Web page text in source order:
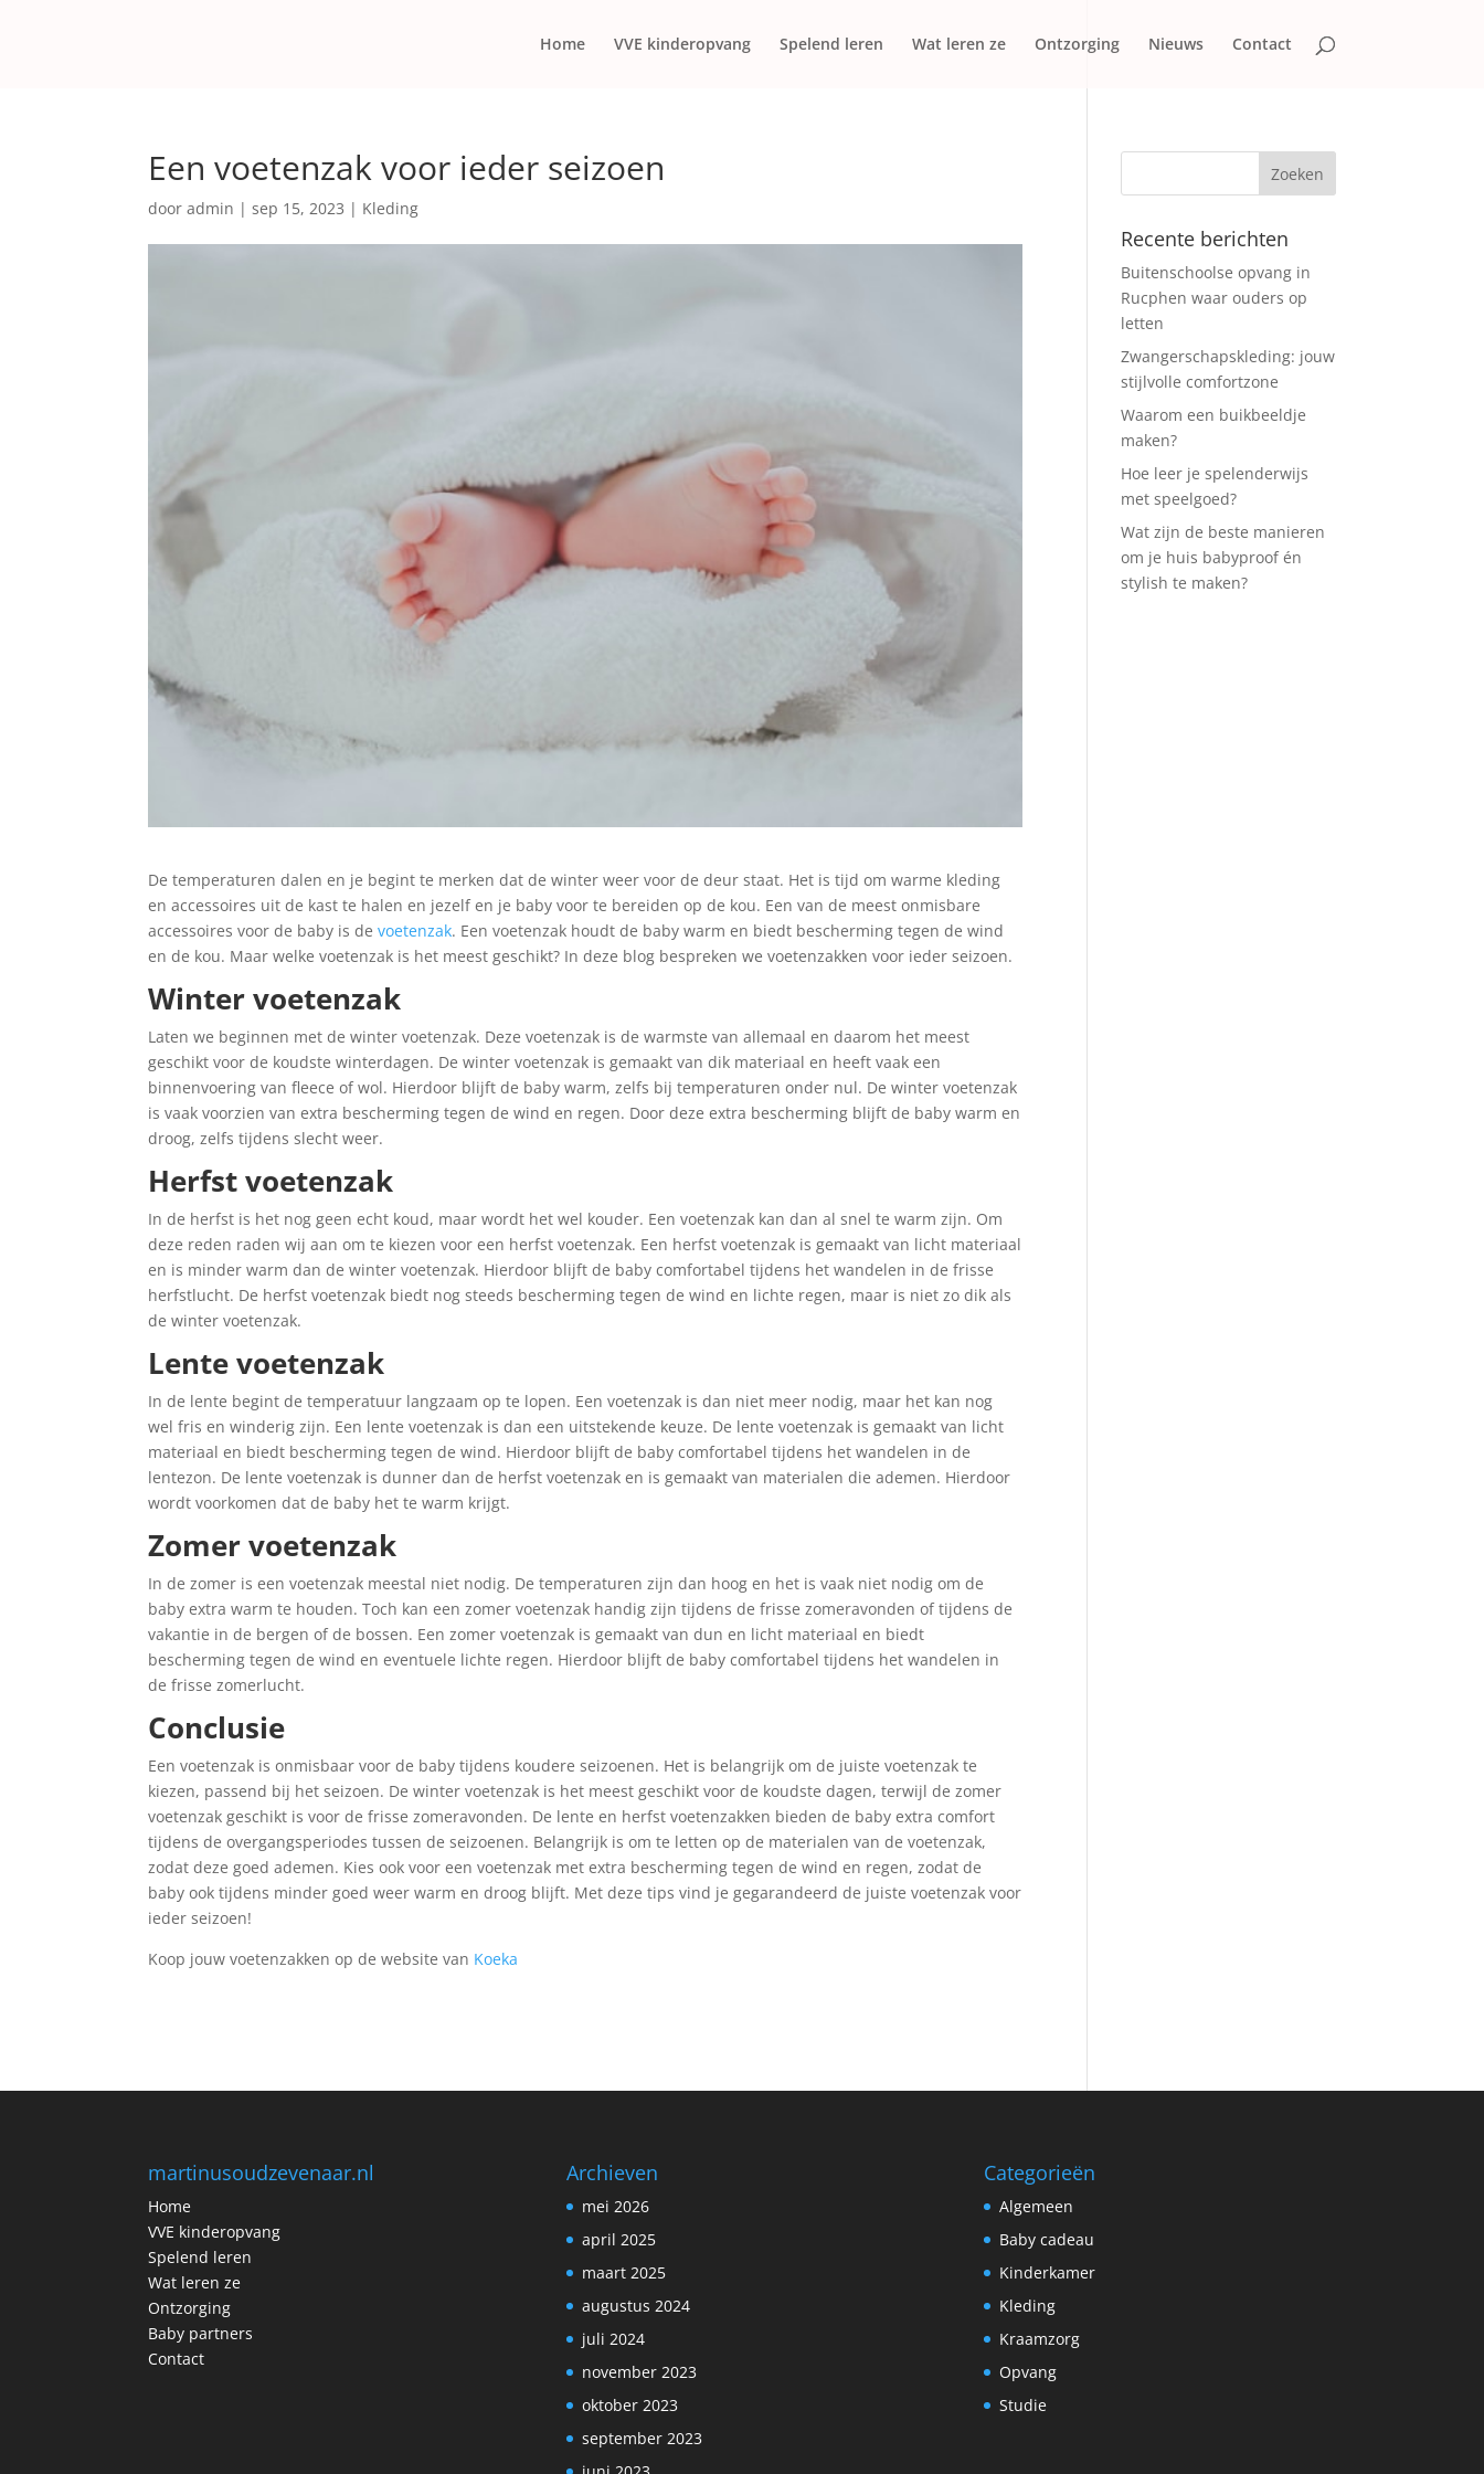
Home VVE kinderopvang Spelend leren Wat leren ze Ontzorging Nieuws Contact
Een voetenzak voor ieder seizoen
dooradmin |sep 15, 2023 | Kleding
De temperaturen dalen en je begint te merken dat de winter weer voor de deur staat. Het is tijd om warme kleding
en accessoires uit de kast te halen en jezelf en je baby voor te bereiden op de kou. Een van de meest onmisbare
accessoires voor de baby is devoetenzak. Een voetenzak houdt de baby warm en biedt bescherming tegen de wind
en de kou. Maar welke voetenzak is het meest geschikt? In deze blog bespreken we voetenzakken voor ieder seizoen.
Winter voetenzak
Laten we beginnen met de winter voetenzak. Deze voetenzak is de warmste van allemaal en daarom het meest
geschikt voor de koudste winterdagen. De winter voetenzak is gemaakt van dik materiaal en heeft vaak een
binnenvoering van fleece of wol. Hierdoor blijft de baby warm, zelfs bij temperaturen onder nul. De winter voetenzak
is vaak voorzien van extra bescherming tegen de wind en regen. Door deze extra bescherming blijft de baby warm en
droog, zelfs tijdens slecht weer.
Herfst voetenzak
In de herfst is het nog geen echt koud, maar wordt het wel kouder. Een voetenzak kan dan al snel te warm zijn. Om
deze reden raden wij aan om te kiezen voor een herfst voetenzak. Een herfst voetenzak is gemaakt van licht materiaal
en is minder warm dan de winter voetenzak. Hierdoor blijft de baby comfortabel tijdens het wandelen in de frisse
herfstlucht. De herfst voetenzak biedt nog steeds bescherming tegen de wind en lichte regen, maar is niet zo dik als
de winter voetenzak.
Lente voetenzak
In de lente begint de temperatuur langzaam op te lopen. Een voetenzak is dan niet meer nodig, maar het kan nog
wel fris en winderig zijn. Een lente voetenzak is dan een uitstekende keuze. De lente voetenzak is gemaakt van licht
materiaal en biedt bescherming tegen de wind. Hierdoor blijft de baby comfortabel tijdens het wandelen in de
lentezon. De lente voetenzak is dunner dan de herfst voetenzak en is gemaakt van materialen die ademen. Hierdoor
wordt voorkomen dat de baby het te warm krijgt.
Zomer voetenzak
In de zomer is een voetenzak meestal niet nodig. De temperaturen zijn dan hoog en het is vaak niet nodig om de
baby extra warm te houden. Toch kan een zomer voetenzak handig zijn tijdens de frisse zomeravonden of tijdens de
vakantie in de bergen of de bossen. Een zomer voetenzak is gemaakt van dun en licht materiaal en biedt
bescherming tegen de wind en eventuele lichte regen. Hierdoor blijft de baby comfortabel tijdens het wandelen in
de frisse zomerlucht.
Conclusie
Een voetenzak is onmisbaar voor de baby tijdens koudere seizoenen. Het is belangrijk om de juiste voetenzak te
kiezen, passend bij het seizoen. De winter voetenzak is het meest geschikt voor de koudste dagen, terwijl de zomer
voetenzak geschikt is voor de frisse zomeravonden. De lente en herfst voetenzakken bieden de baby extra comfort
tijdens de overgangsperiodes tussen de seizoenen. Belangrijk is om te letten op de materialen van de voetenzak,
zodat deze goed ademen. Kies ook voor een voetenzak met extra bescherming tegen de wind en regen, zodat de
baby ook tijdens minder goed weer warm en droog blijft. Met deze tips vind je gegarandeerd de juiste voetenzak voor
ieder seizoen!
Koop jouw voetenzakken op de website van Koeka
Recente berichten
Buitenschoolse opvang in
Rucphen waar ouders op
letten
Zwangerschapskleding: jouw
stijlvolle comfortzone
Waarom een buikbeeldje
maken?
Hoe leer je spelenderwijs
met speelgoed?
Wat zijn de beste manieren
om je huis babyproof én
stylish te maken?
martinusoudzevenaar.nl
Home
VVE kinderopvang
Spelend leren
Wat leren ze
Ontzorging
Baby partners
Contact
Archieven
mei 2026
april 2025
maart 2025
augustus 2024
juli 2024
november 2023
oktober 2023
september 2023
Categorieën
Algemeen
Baby cadeau
Kinderkamer
Kleding
Kraamzorg
Opvang
Studie